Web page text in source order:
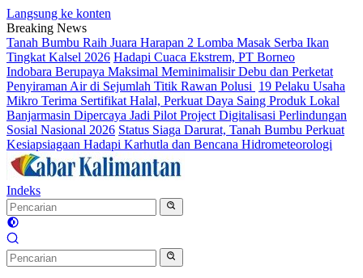
Langsung ke konten
Breaking News
Tanah Bumbu Raih Juara Harapan 2 Lomba Masak Serba Ikan
Tingkat Kalsel 2026 Hadapi Cuaca Ekstrem, PT Borneo
Indobara Berupaya Maksimal Meminimalisir Debu dan Perketat
Penyiraman Air di Sejumlah Titik Rawan Polusi 19 Pelaku Usaha
Mikro Terima Sertifikat Halal, Perkuat Daya Saing Produk Lokal
Banjarmasin Dipercaya Jadi Pilot Project Digitalisasi Perlindungan
Sosial Nasional 2026 Status Siaga Darurat, Tanah Bumbu Perkuat
Kesiapsiagaan Hadapi Karhutla dan Bencana Hidrometeorologi
Indeks